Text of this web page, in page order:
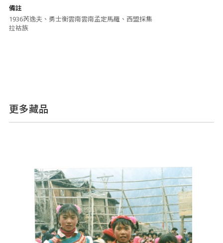
備註
1936芮逸夫、勇士衡雲南雲南孟定馬羅、西盟採集
拉祜族
更多藏品